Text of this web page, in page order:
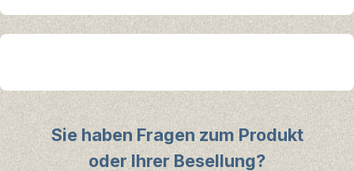
Sie haben Fragen zum Produkt
oder Ihrer Besellung?